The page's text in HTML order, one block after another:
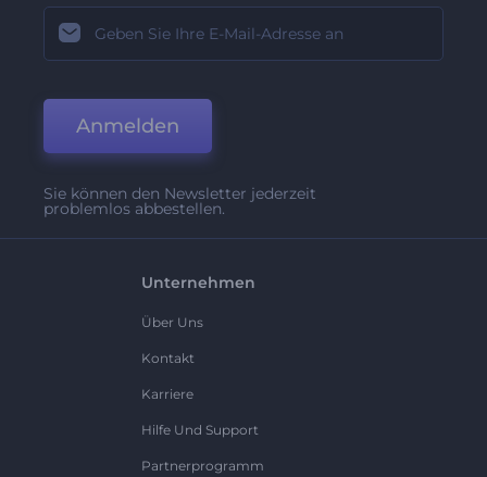
Anmelden
Sie können den Newsletter jederzeit
problemlos abbestellen.
Unternehmen
Über Uns
Kontakt
Karriere
Hilfe Und Support
Partnerprogramm